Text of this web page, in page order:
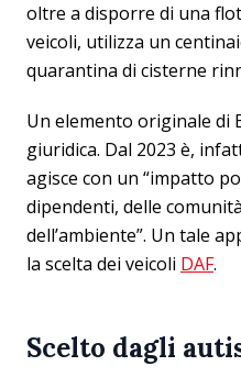
oltre a disporre di una
veicoli, utilizza un
quarantina di cisterne
Un elemento originale di
giuridica. Dal 2023 è,
agisce con un “impatto
dipendenti, delle
dell’ambiente”. Un tale
la scelta dei veicoli DAF.
Scelto dagli